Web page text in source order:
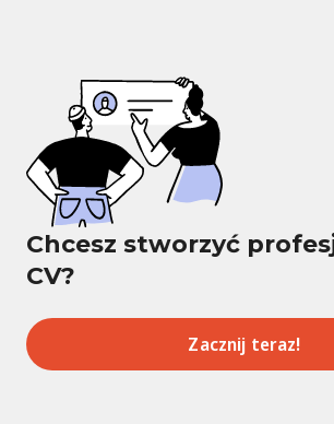
Chcesz stworzyć
CV?
Zacznij teraz!